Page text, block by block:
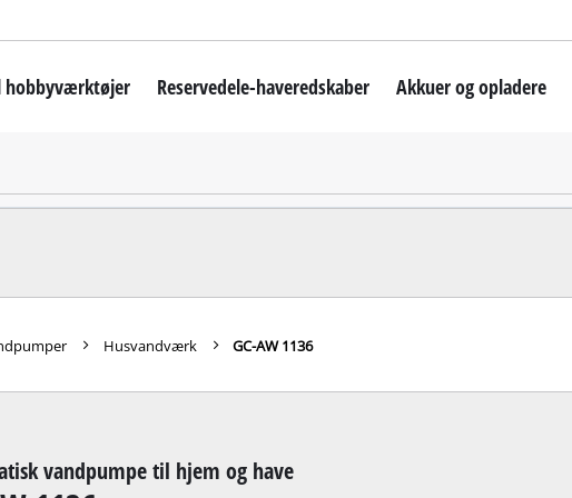
hobbyværktøjer Reservedele-haveredskaber
Akku-plæneklipper
Elektrisk plæneklipper
Akku-græstrimmer
Elektrisk græstrimmer
Akku-buskrydder
Akkuer og opladere
Husvandværk GC-AW 1136
vandpumpe til hjem og have